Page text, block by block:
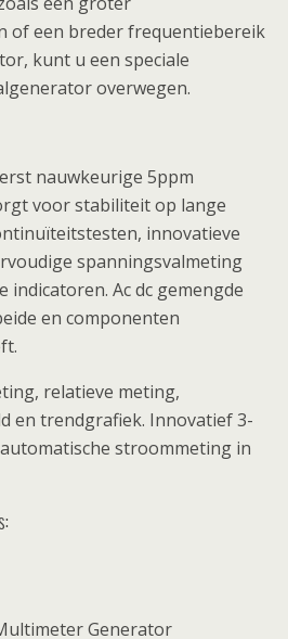
of een breder frequentiebereik
kunt u een speciale
overwegen.
nauwkeurige 5ppm
voor stabiliteit op lange
innovatieve
spanningsvalmeting
Ac dc gemengde
en componenten
relatieve meting,
en trendgrafiek. Innovatief 3-
stroommeting in
Generator